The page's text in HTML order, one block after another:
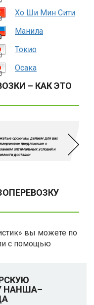
Хо Ши Мин Сити
Манила
Токио
Осака
– КАК ЭТО
сроки мы делаем для вас
предложение с
оптимальных условий и
доставки
вы можете по
с помощью
НАНША–